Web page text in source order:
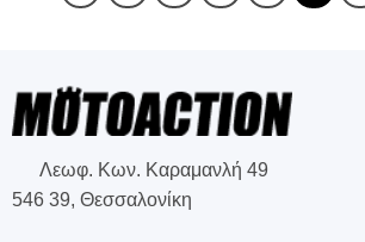
Λεωφ. Κων. Καραμανλή 49
546 39, Θεσσαλονίκη